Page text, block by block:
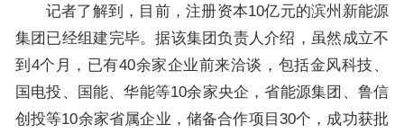
记者了解到，目前，注册资本10亿元的滨州新能源
集团已经组建完毕。据该集团负责人介绍，虽然成立不
到4个月，已有40余家企业前来洽谈，包括金风科技、
国电投、国能、华能等10余家央企，省能源集团、鲁信
创投等10余家省属企业，储备合作项目30个，成功获批